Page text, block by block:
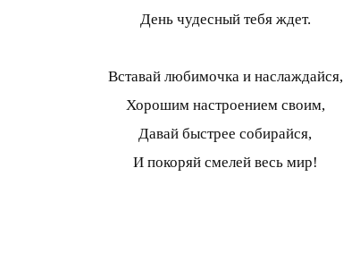
День чудесный тебя ждет.
Вставай любимочка и наслаждайся,
Хорошим настроением своим,
Давай быстрее собирайся,
И покоряй смелей весь мир!